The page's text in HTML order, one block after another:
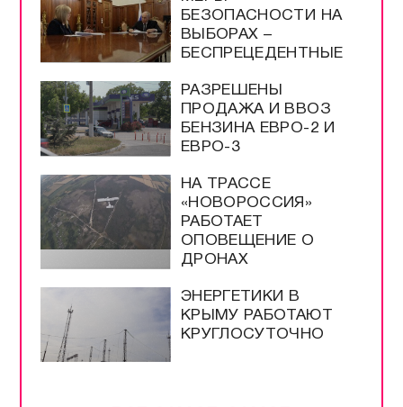
БЕЗОПАСНОСТИ НА
ВЫБОРАХ –
БЕСПРЕЦЕДЕНТНЫЕ
РАЗРЕШЕНЫ
ПРОДАЖА И ВВОЗ
БЕНЗИНА ЕВРО-2 И
ЕВРО-3
НА ТРАССЕ
«НОВОРОССИЯ»
РАБОТАЕТ
ОПОВЕЩЕНИЕ О
ДРОНАХ
ЭНЕРГЕТИКИ В
КРЫМУ РАБОТАЮТ
КРУГЛОСУТОЧНО